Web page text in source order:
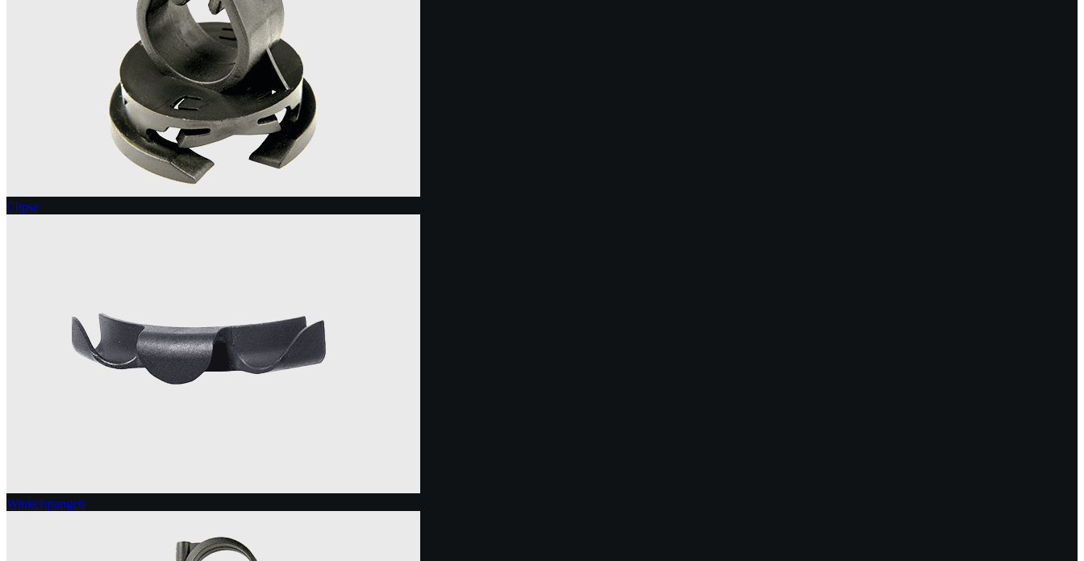
Clipse
Winkelspangen